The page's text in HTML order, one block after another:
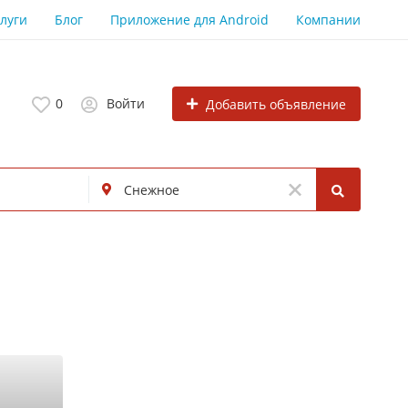
Блог Приложение для Android Компании
0 Войти Добавить объявление